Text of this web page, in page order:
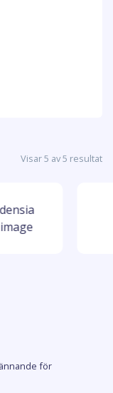
Visar 5 av 5 resultat
för